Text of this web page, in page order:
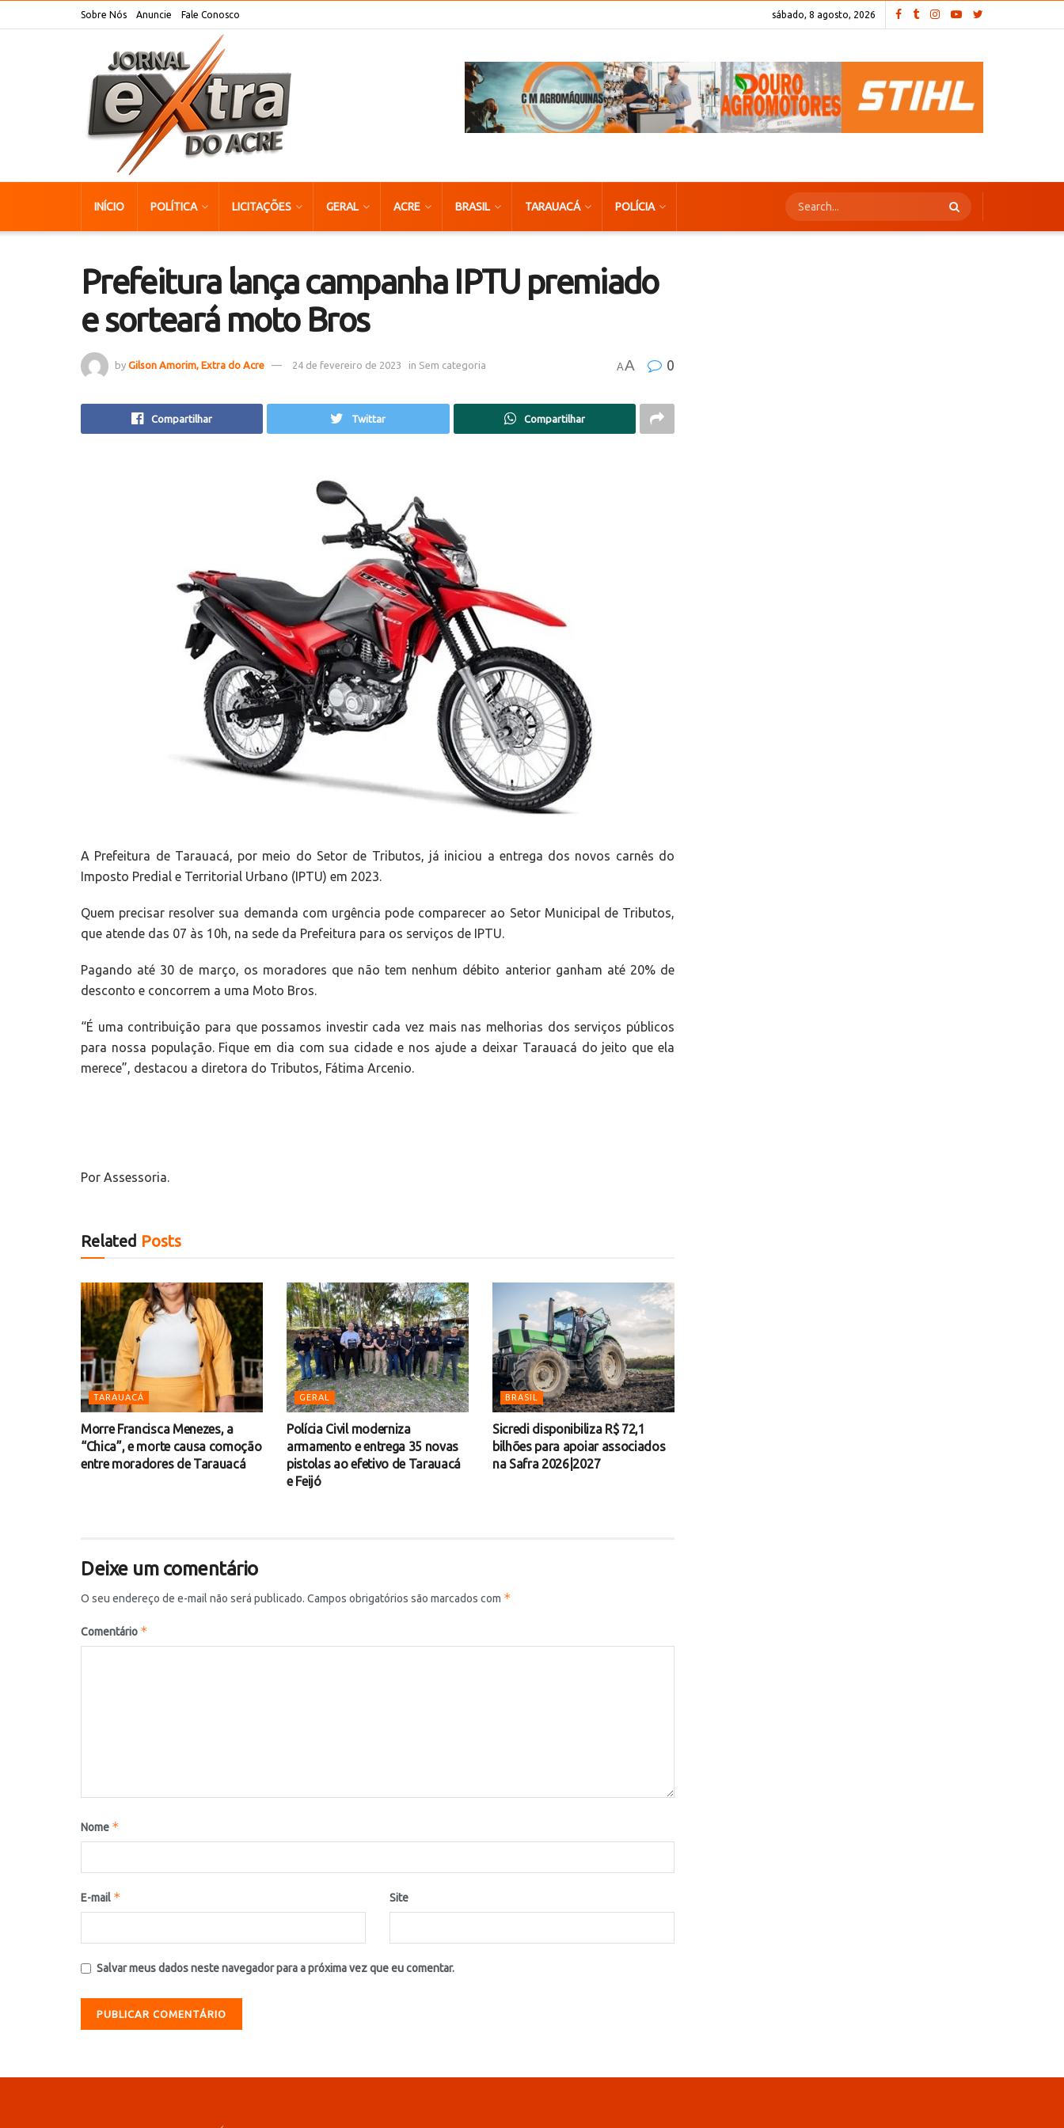
Sobre Nós Anuncie Fale Conosco sábado, 8 agosto, 2026
INÍCIO POLÍTICA LICITAÇÕES GERAL ACRE BRASIL TARAUACÁ POLÍCIA
Prefeitura lança campanha IPTU premiado
e sorteará moto Bros
by Gilson Amorim, Extra do Acre 24 de fevereiro de 2023 in Sem categoria AA 0
Compartilhar Twittar Compartilhar
A Prefeitura de Tarauacá, por meio do Setor de Tributos, já iniciou a entrega dos novos carnês do
Imposto Predial e Territorial Urbano (IPTU) em 2023.
Quem precisar resolver sua demanda com urgência pode comparecer ao Setor Municipal de Tributos,
que atende das 07 às 10h, na sede da Prefeitura para os serviços de IPTU.
Pagando até 30 de março, os moradores que não tem nenhum débito anterior ganham até 20% de
desconto e concorrem a uma Moto Bros.
“É uma contribuição para que possamos investir cada vez mais nas melhorias dos serviços públicos
para nossa população. Fique em dia com sua cidade e nos ajude a deixar Tarauacá do jeito que ela
merece”, destacou a diretora do Tributos, Fátima Arcenio.
Por Assessoria.
Related Posts
TARAUACÁ
Morre Francisca Menezes, a
“Chica”, e morte causa comoção
entre moradores de Tarauacá
GERAL
Polícia Civil moderniza
armamento e entrega 35 novas
pistolas ao efetivo de Tarauacá
e Feijó
BRASIL
Sicredi disponibiliza R$ 72,1
bilhões para apoiar associados
na Safra 2026|2027
Deixe um comentário
O seu endereço de e-mail não será publicado. Campos obrigatórios são marcados com *
Comentário *
Nome *
E-mail * Site
Salvar meus dados neste navegador para a próxima vez que eu comentar.